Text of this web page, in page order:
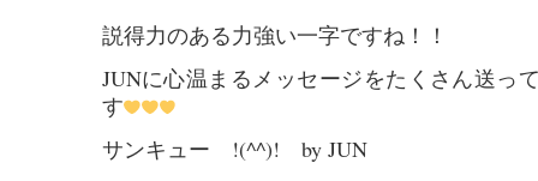
説得力のある力強い一字ですね！！
JUNに心温まるメッセージをたくさん送っ
す
サンキュー !(^^)! by JUN